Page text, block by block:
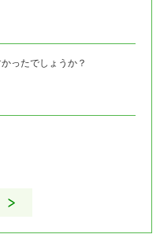
ったでしょうか？